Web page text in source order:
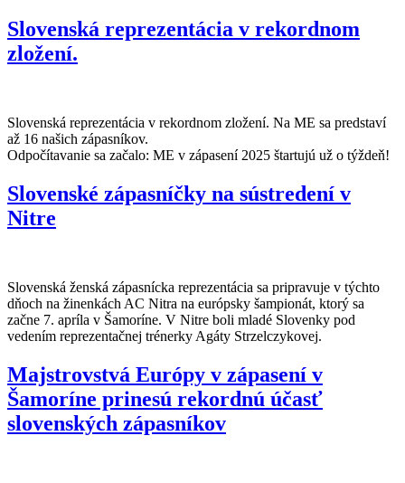
Slovenská reprezentácia v rekordnom
zložení.
Slovenská reprezentácia v rekordnom zložení. Na ME sa predstaví
až 16 našich zápasníkov.
Odpočítavanie sa začalo: ME v zápasení 2025 štartujú už o týždeň!
Slovenské zápasníčky na sústredení v
Nitre
Slovenská ženská zápasnícka reprezentácia sa pripravuje v týchto
dňoch na žinenkách AC Nitra na európsky šampionát, ktorý sa
začne 7. apríla v Šamoríne. V Nitre boli mladé Slovenky pod
vedením reprezentačnej trénerky Agáty Strzelczykovej.
Majstrovstvá Európy v zápasení v
Šamoríne prinesú rekordnú účasť
slovenských zápasníkov